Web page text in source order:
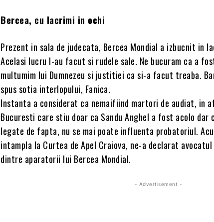
Bercea, cu lacrimi in ochi
Prezent in sala de judecata, Bercea Mondial a izbucnit in
Acelasi lucru l-au facut si rudele sale. Ne bucuram ca a
multumim lui Dumnezeu si justitiei ca si-a facut treaba.
spus sotia interlopului, Fanica.
Instanta a considerat ca nemaifiind martori de audiat, in
Bucuresti care stiu doar ca Sandu Anghel a fost acolo dar
legate de fapta, nu se mai poate influenta probatoriul.
intampla la Curtea de Apel Craiova, ne-a declarat avocatul
dintre aparatorii lui Bercea Mondial.
- Advertisement -